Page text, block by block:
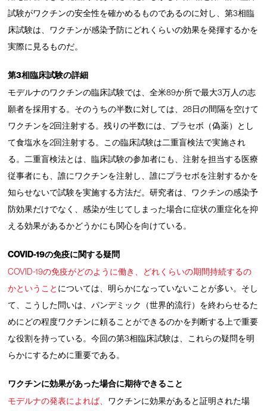
試験がワクチンの安全性を確かめるものであるのに対し、第3相臨
床試験は、ワクチンが感染予防にどれくらいの効果を発揮するかを
実際に見るものだ。
第3相臨床試験の詳細
モデルナのワクチンの臨床試験では、全米89か所で最大3万人の志
願者を採用する。そのうちの半数に対しては、28日の間隔を空けて
ワクチンを2回注射する。残りの半数には、プラセボ（偽薬）とし
て食塩水を2回注射する。この臨床試験は二重盲検法で実施され
る。二重盲検法とは、臨床試験の参加者にも、注射を担当する医療
従事者にも、誰にワクチンを注射し、誰にプラセボを注射するかを
知らせないで試験を実施する方法だ。研究者は、ワクチンの感染予
防効果だけでなく、感染が生じてしまった場合に症状の重症化を抑
える効果があるかどうかにも関心を向けている。
COVID-19の免疫に関する疑問
COVID-19の免疫がどのように働き、どれくらいの期間持続するの
かということ については、明らかになっていないことが多い。そし
て、こうした問いは、パンデミック（世界的流行）を終わらせるた
めにどの程度ワクチンに頼ることができるのかを判断する上で重要
な役割を持っている。今回の第3相臨床試験は、これらの疑問を明
らかにするために重要である。
ワクチンに効果があった場合に期待できること
モデルナの発表によれば、 ワクチンに効果があると証明された場